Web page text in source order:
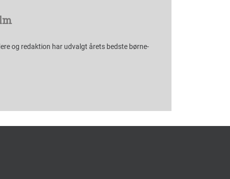
og redaktion har udvalgt årets bedste børne-